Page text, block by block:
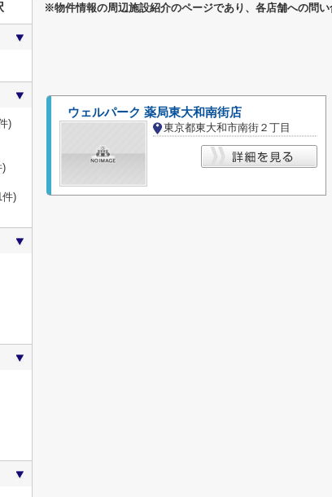
※物件情報の周辺施設紹介のページであり、各店舗への問い
ウェルパーク 薬局東大和南街店
東京都東大和市南街２丁目
)
)
件)